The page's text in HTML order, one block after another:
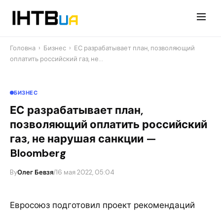
Головна › Бизнес › ЕС разрабатывает план, позволяющий
оплатить российский газ, не…
БИЗНЕС
ЕС разрабатывает план,
позволяющий оплатить российский
газ, не нарушая санкции —
Bloomberg
ByОлег Бевзя/16 мая 2022, 05:04
Евросоюз подготовил проект рекомендаций